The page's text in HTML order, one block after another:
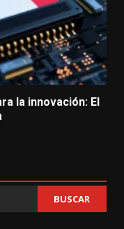
la innovación: El
BUSCAR